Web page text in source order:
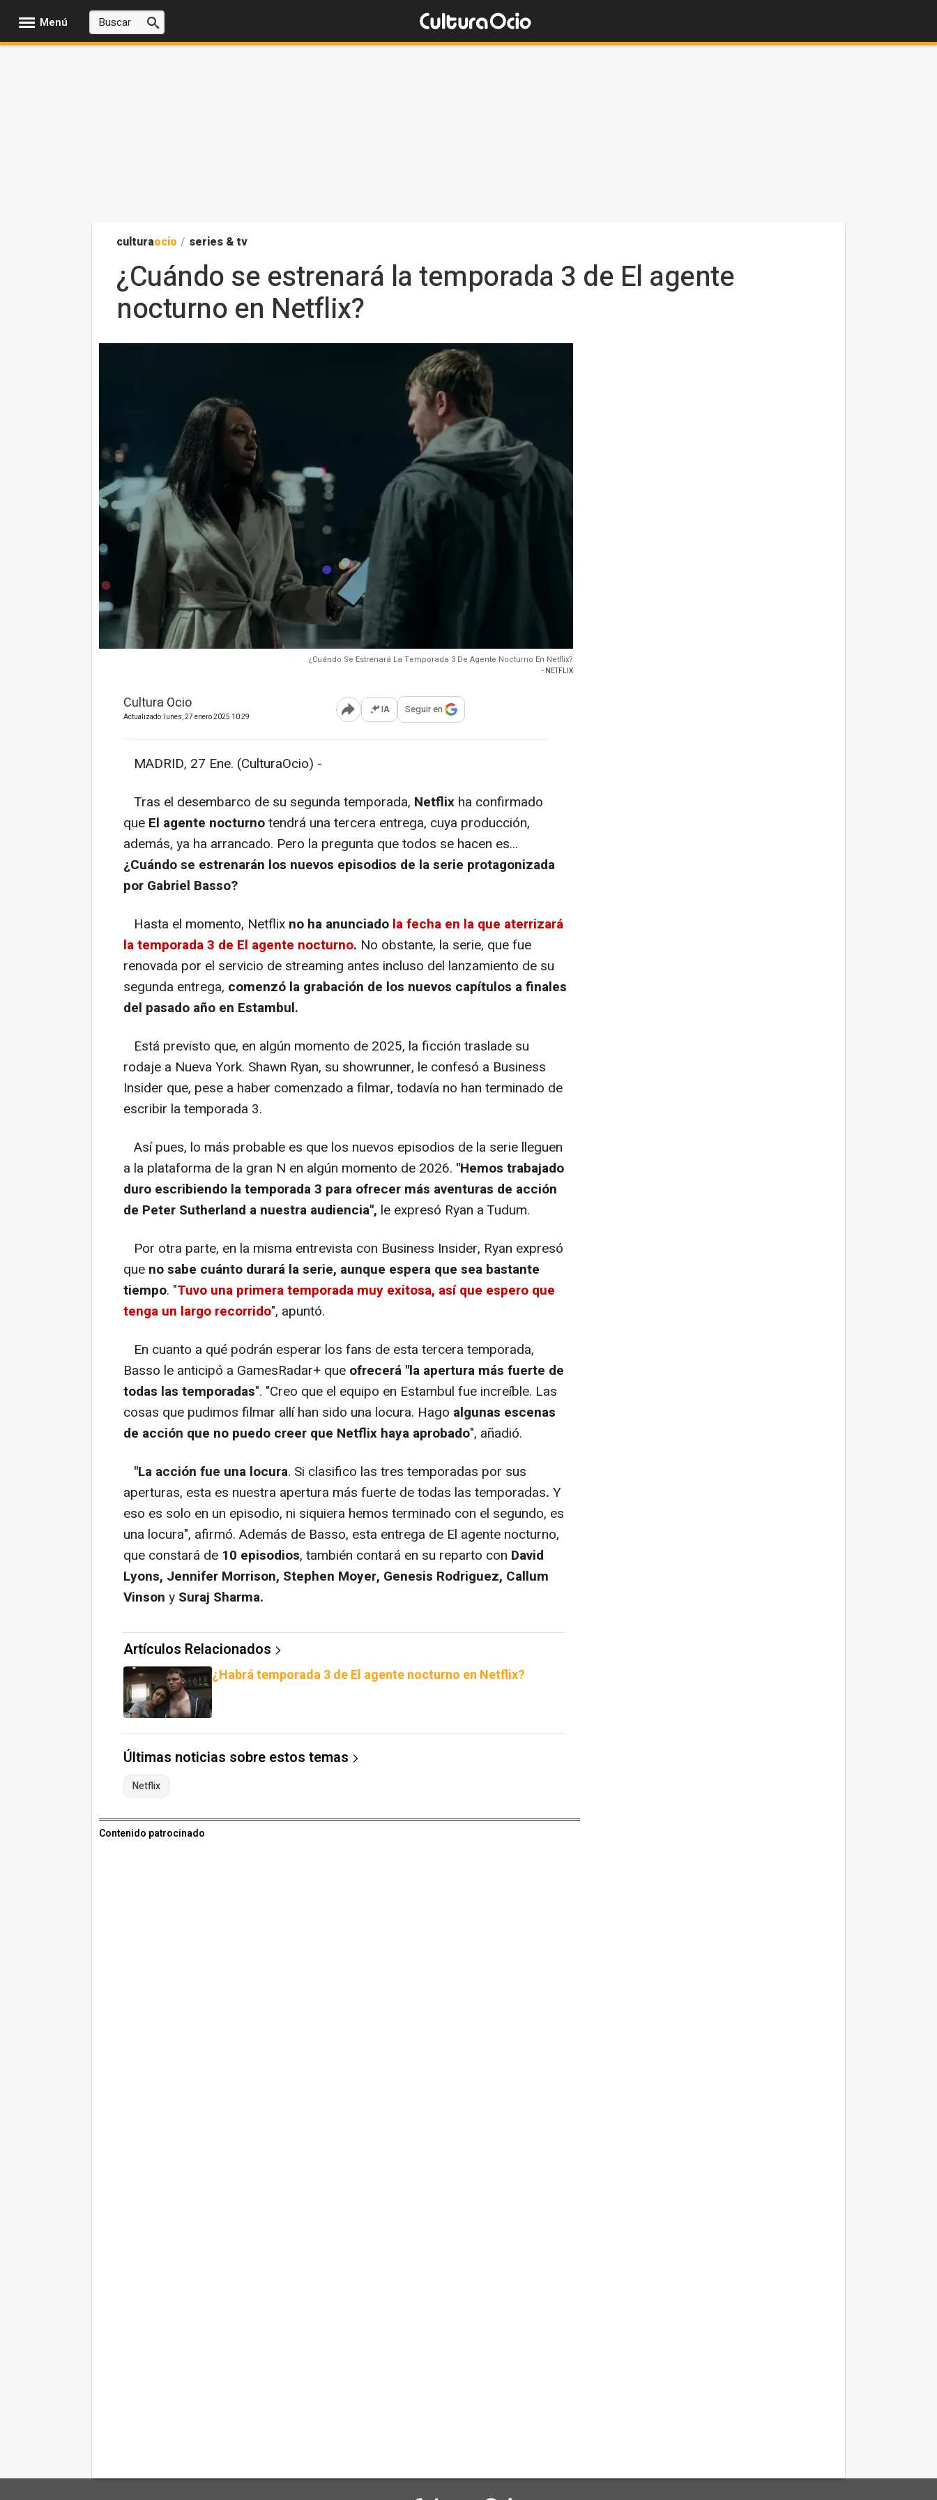
Menú
culturaocio / series & tv
¿Cuándo se estrenará la temporada 3 de El agente
nocturno en Netflix?
¿Cuándo Se Estrenará La Temporada 3 De Agente Nocturno En Netflix?
- NETFLIX
Cultura Ocio
Actualizado: lunes, 27 enero 2025 10:29 Abrir opciones para compartir
IA Seguir en
MADRID, 27 Ene. (CulturaOcio) -
Tras el desembarco de su segunda temporada, Netflix ha confirmado
que El agente nocturnotendrá una tercera entrega, cuya producción,
además, ya ha arrancado. Pero la pregunta que todos se hacen es...
¿Cuándo se estrenarán los nuevos episodios de la serie protagonizada
por Gabriel Basso?
Hasta el momento, Netflix no ha anunciado la fecha en la que aterrizará
la temporada 3 de El agente nocturno. No obstante, la serie, que fue
renovada por el servicio de streaming antes incluso del lanzamiento de su
segunda entrega, comenzó la grabación de los nuevos capítulos a finales
del pasado año en Estambul.
Está previsto que, en algún momento de 2025, la ficción traslade su
rodaje a Nueva York. Shawn Ryan, su showrunner, le confesó a Business
Insider que, pese a haber comenzado a filmar, todavía no han terminado de
escribir la temporada 3.
Así pues, lo más probable es que los nuevos episodios de la serie lleguen
a la plataforma de la gran N en algún momento de 2026. "Hemos trabajado
duro escribiendo la temporada 3 para ofrecer más aventuras de acción
de Peter Sutherland a nuestra audiencia", le expresó Ryan a Tudum.
Por otra parte, en la misma entrevista con Business Insider, Ryan expresó
que nosabe cuánto durará la serie, aunque espera que sea bastante
tiempo. "Tuvo una primera temporada muy exitosa, así que espero que
tenga un largo recorrido", apuntó.
En cuanto a qué podrán esperar los fans de esta tercera temporada,
Basso le anticipó a GamesRadar+ que ofrecerá "la apertura más fuerte de
todas las temporadas". "Creo que el equipo en Estambul fue increíble. Las
cosas que pudimos filmar allí han sido una locura. Hago algunas escenas
de acción que no puedo creer que Netflix haya aprobado", añadió.
"La acción fue una locura. Si clasifico las tres temporadas por sus
aperturas, esta es nuestra apertura más fuerte de todas las temporadas. Y
eso es solo en un episodio, ni siquiera hemos terminado con el segundo, es
una locura", afirmó. Además de Basso, esta entrega de El agente nocturno,
que constará de 10 episodios, también contará en su reparto con David
Lyons, Jennifer Morrison, Stephen Moyer, Genesis Rodriguez, Callum
Vinson y Suraj Sharma.
Artículos Relacionados
¿Habrá temporada 3 de El agente nocturno en Netflix?
Últimas noticias sobre estos temas
Netflix
Contenido patrocinado